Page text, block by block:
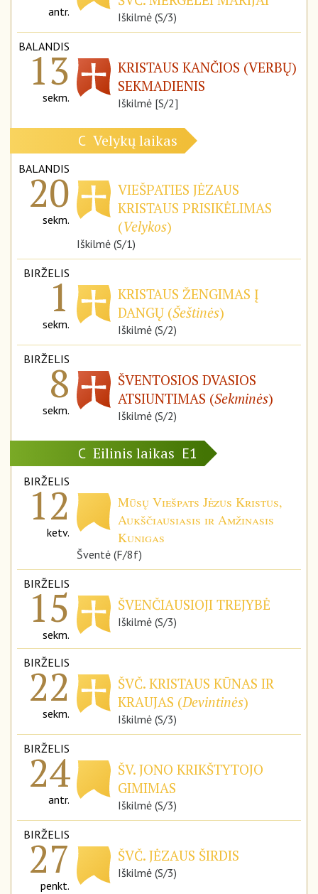
antr. Iškilmė (S/3)
BALANDIS
13
sekm.
KRISTAUS KANČIOS (VERBŲ)
SEKMADIENIS
Iškilmė [S/2]
C Velykų laikas
BALANDIS
20
sekm.
VIEŠPATIES JĖZAUS
KRISTAUS PRISIKĖLIMAS
(Velykos)
Iškilmė (S/1)
BIRŽELIS
1
sekm.
KRISTAUS ŽENGIMAS Į
DANGŲ (Šeštinės)
Iškilmė (S/2)
BIRŽELIS
8
sekm.
ŠVENTOSIOS DVASIOS
ATSIUNTIMAS (Sekminės)
Iškilmė (S/2)
C Eilinis laikas E1
BIRŽELIS
12
ketv.
Mūsų Viešpats Jėzus Kristus,
Aukščiausiasis ir Amžinasis
Kunigas
Šventė (F/8f)
BIRŽELIS
15
sekm.
ŠVENČIAUSIOJI TREJYBĖ
Iškilmė (S/3)
BIRŽELIS
22
sekm.
ŠVČ. KRISTAUS KŪNAS IR
KRAUJAS (Devintinės)
Iškilmė (S/3)
BIRŽELIS
24
antr.
ŠV. JONO KRIKŠTYTOJO
GIMIMAS
Iškilmė (S/3)
BIRŽELIS
27
penkt.
ŠVČ. JĖZAUS ŠIRDIS
Iškilmė (S/3)